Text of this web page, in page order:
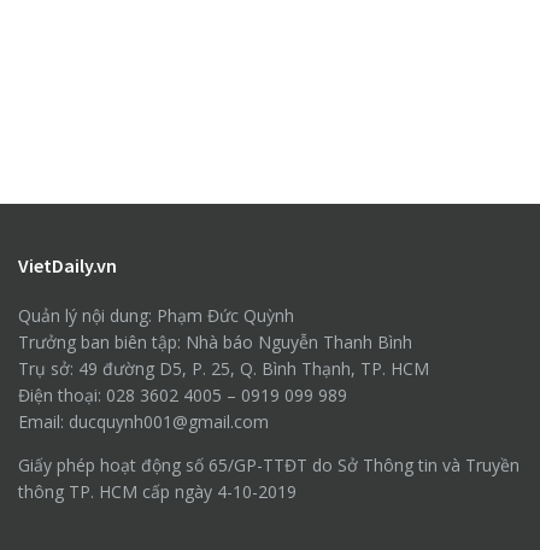
VietDaily.vn
Quản lý nội dung: Phạm Đức Quỳnh
Trưởng ban biên tập: Nhà báo Nguyễn Thanh Bình
Trụ sở: 49 đường D5, P. 25, Q. Bình Thạnh, TP. HCM
Điện thoại: 028 3602 4005 – 0919 099 989
Email: ducquynh001@gmail.com
Giấy phép hoạt động số 65/GP-TTĐT do Sở Thông tin và Truyền
thông TP. HCM cấp ngày 4-10-2019